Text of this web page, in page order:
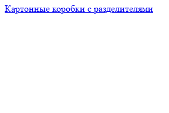
Картонные коробки с разделителями